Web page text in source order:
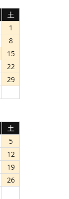
土
1
8
15
22
29
土
5
12
19
26